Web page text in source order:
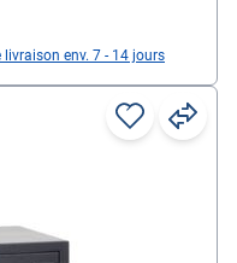
env. 7 - 14 jours